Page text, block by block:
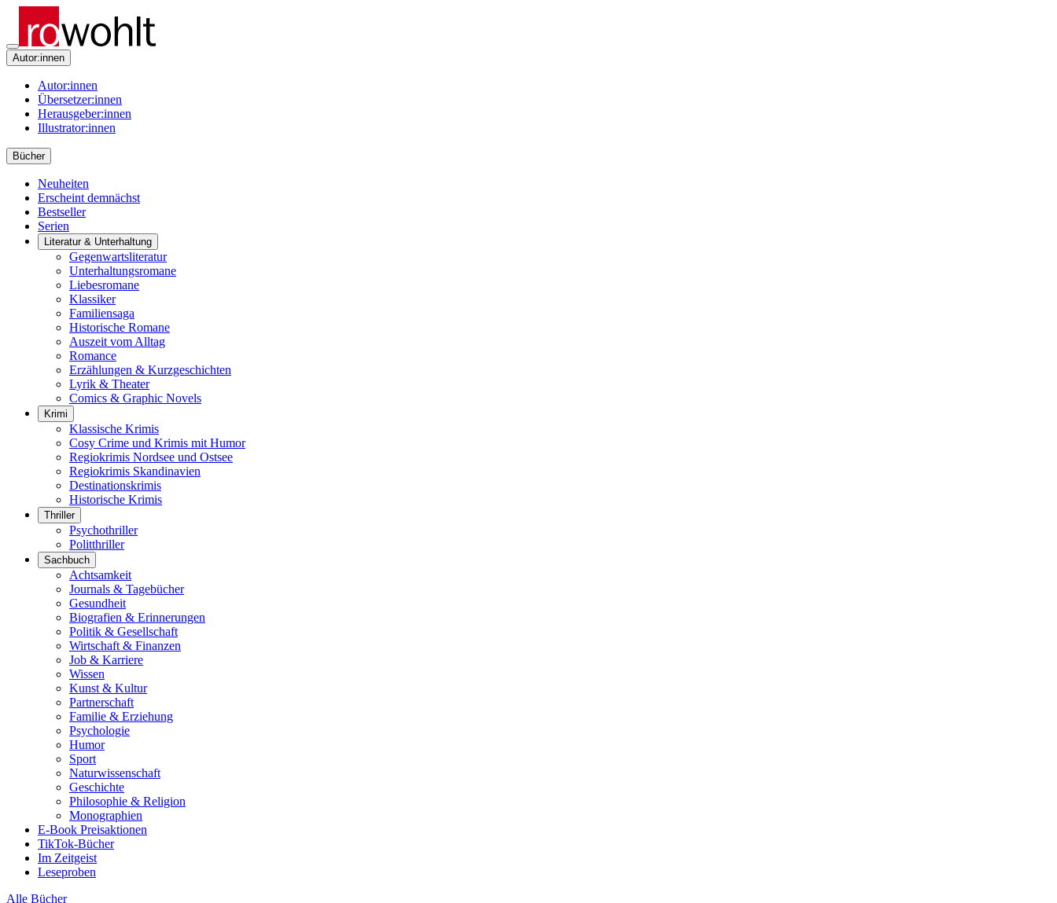
Autor:innen
Autor:innen
Übersetzer:innen
Herausgeber:innen
Illustrator:innen
Bücher
Neuheiten
Erscheint demnächst
Bestseller
Serien
Literatur & Unterhaltung
Gegenwartsliteratur
Unterhaltungsromane
Liebesromane
Klassiker
Familiensaga
Historische Romane
Auszeit vom Alltag
Romance
Erzählungen & Kurzgeschichten
Lyrik & Theater
Comics & Graphic Novels
Krimi
Klassische Krimis
Cosy Crime und Krimis mit Humor
Regiokrimis Nordsee und Ostsee
Regiokrimis Skandinavien
Destinationskrimis
Historische Krimis
Thriller
Psychothriller
Politthriller
Sachbuch
Achtsamkeit
Journals & Tagebücher
Gesundheit
Biografien & Erinnerungen
Politik & Gesellschaft
Wirtschaft & Finanzen
Job & Karriere
Wissen
Kunst & Kultur
Partnerschaft
Familie & Erziehung
Psychologie
Humor
Sport
Naturwissenschaft
Geschichte
Philosophie & Religion
Monographien
E-Book Preisaktionen
TikTok-Bücher
Im Zeitgeist
Leseproben
Alle Bücher